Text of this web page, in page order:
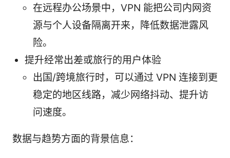
在远程办公场景中，VPN 能把公司内网资
源与个人设备隔离开来，降低数据泄露风
险。
提升经常出差或旅行的用户体验
出国/跨境旅行时，可以通过 VPN 连接到更
稳定的地区线路，减少网络抖动、提升访
问速度。
数据与趋势方面的背景信息：